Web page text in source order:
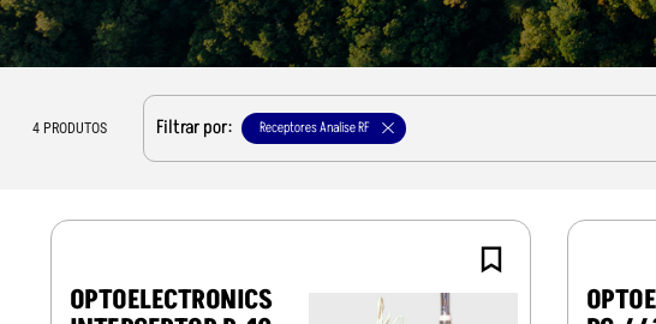
4PRODUTOS Filtrar por: Receptores Analise RF
OPTOELECTRONICS